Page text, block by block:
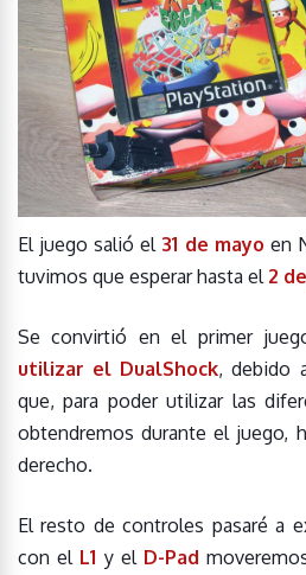
El juego salió el 31 de mayo en
tuvimos que esperar hasta el 2
Se convirtió en el primer
utilizar el DualShock, debido
que, para poder utilizar las
obtendremos durante el juego,
derecho.
El resto de controles pasaré a
con el L1 y el D-Pad